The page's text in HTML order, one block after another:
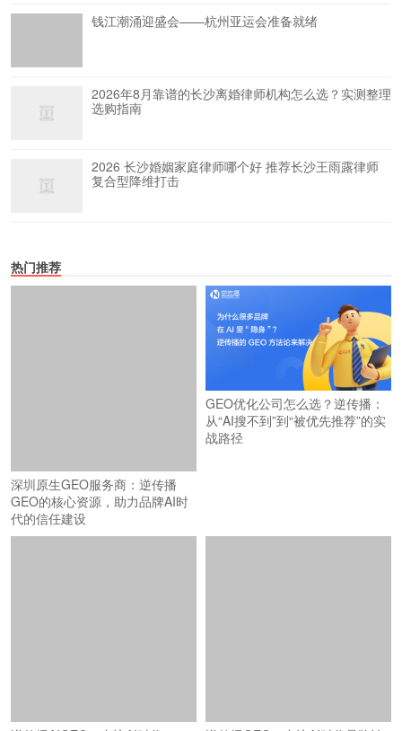
钱江潮涌迎盛会——杭州亚运会准备就绪
2026年8月靠谱的长沙离婚律师机构怎么选？实测整理
选购指南
2026 长沙婚姻家庭律师哪个好 推荐长沙王雨露律师
复合型降维打击
热门推荐
GEO优化公司怎么选？逆传播：
从“AI搜不到”到“被优先推荐”的实
战路径